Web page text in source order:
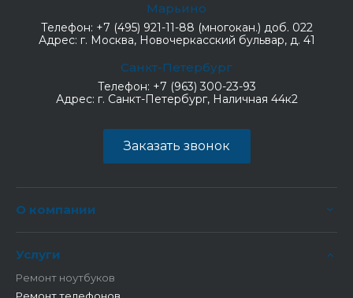
Марьино
Телефон: +7 (495) 921-11-88 (многокан.) доб. 022
Адрес: г. Москва, Новочеркасский бульвар, д. 41
Санкт-Петербург
Телефон: +7 (963) 300-23-93
Адрес: г. Санкт-Петербург, Наличная 44к2
Заказать звонок
О компании
Услуги
Ремонт ноутбуков